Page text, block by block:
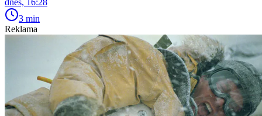
3 min
Reklama